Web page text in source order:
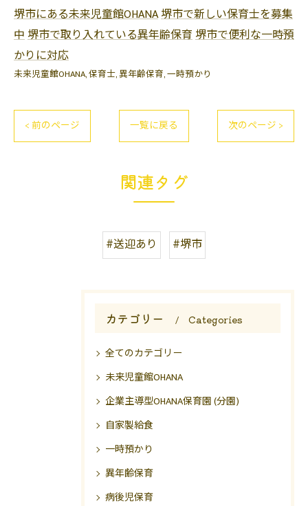
堺市にある未来児童館OHANA堺市で新しい保育士を募集
中堺市で取り入れている異年齢保育堺市で便利な一時預
かりに対応
未来児童館OHANA 保育士 異年齢保育 一時預かり
< 前のページ 一覧に戻る 次のページ >
関連タグ
#送迎あり #堺市
カテゴリー Categories
全てのカテゴリー
未来児童館OHANA
企業主導型OHANA保育園 (分園)
自家製給食
一時預かり
異年齢保育
病後児保育